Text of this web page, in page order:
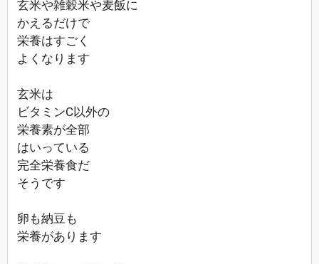
玄米や雑穀米や麦飯に
かえるだけで
栄養はすごく
よくなります
玄米は
ビタミンC以外の
栄養素が全部
はいっている
完全栄養食だ
そうです
卵も納豆も
栄養があります